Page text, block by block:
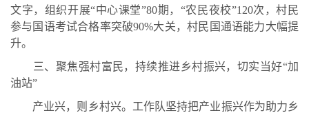
文字，组织开展“中心课堂”80期，“农民夜校”120次，村民
参与国语考试合格率突破90%大关，村民国通语能力大幅提
升。
三、 聚焦强村富民，持续推进乡村振兴，切实当好“加
油站”
产业兴，则乡村兴。工作队坚持把产业振兴作为助力乡